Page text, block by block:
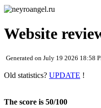
Website
Generated on July 19 2026 18:58
Old statistics? UPDATE !
The score is 50/100